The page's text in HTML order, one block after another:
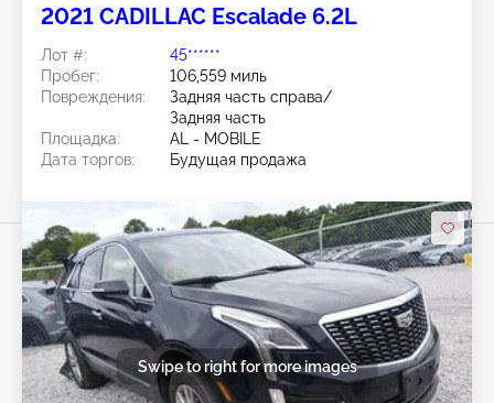
2021 CADILLAC Escalade 6.2L
Лот #:
45******
Пробег:
106,559 миль
Повреждения:
Задняя часть справа/
Задняя часть
Площадка:
AL - MOBILE
Дата торгов:
Будущая продажа
Swipe to right for more images